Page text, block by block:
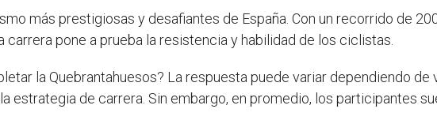
más prestigiosas y desafiantes de España. Con un recorrido de
pone a prueba la resistencia y habilidad de los ciclistas.
la Quebrantahuesos? La respuesta puede variar dependiendo
estrategia de carrera. Sin embargo, en promedio, los participantes